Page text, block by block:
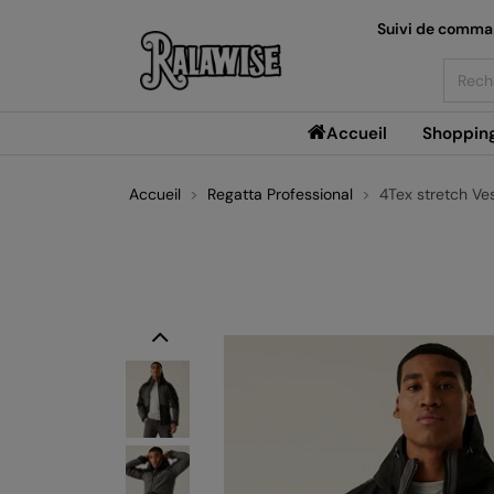
Accueil
Suivi de
Accueil Regatta Professional 4Tex stretch
Previous